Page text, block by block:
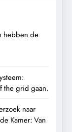
hebben de
the grid gaan.
naar
Kamer: Van